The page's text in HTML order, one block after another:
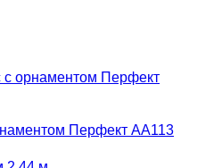
Перфект AA113